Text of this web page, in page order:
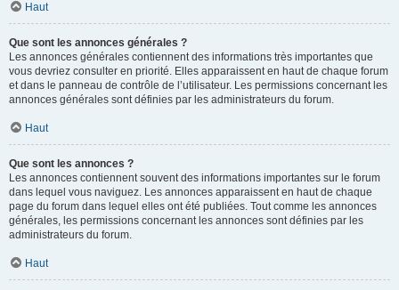
Haut
Que sont les annonces générales ?
Les annonces générales contiennent des informations très importantes que
vous devriez consulter en priorité. Elles apparaissent en haut de chaque forum
et dans le panneau de contrôle de l’utilisateur. Les permissions concernant les
annonces générales sont définies par les administrateurs du forum.
Haut
Que sont les annonces ?
Les annonces contiennent souvent des informations importantes sur le forum
dans lequel vous naviguez. Les annonces apparaissent en haut de chaque
page du forum dans lequel elles ont été publiées. Tout comme les annonces
générales, les permissions concernant les annonces sont définies par les
administrateurs du forum.
Haut